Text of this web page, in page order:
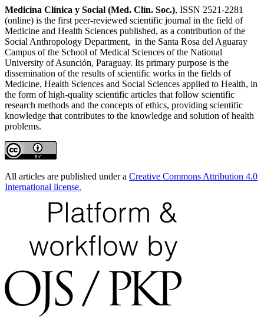
Medicina Clínica y Social (Med. Clín. Soc.), ISSN 2521-2281
(online) is the first peer-reviewed scientific journal in the field of
Medicine and Health Sciences published, as a contribution of the
Social Anthropology Department, in the Santa Rosa del Aguaray
Campus of the School of Medical Sciences of the National
University of Asunción, Paraguay. Its primary purpose is the
dissemination of the results of scientific works in the fields of
Medicine, Health Sciences and Social Sciences applied to Health, in
the form of high-quality scientific articles that follow scientific
research methods and the concepts of ethics, providing scientific
knowledge that contributes to the knowledge and solution of health
problems.
All articles are published under a Creative Commons Attribution 4.0
International license.